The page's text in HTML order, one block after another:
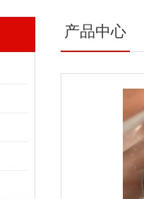
产品中心